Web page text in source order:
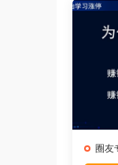
圈友